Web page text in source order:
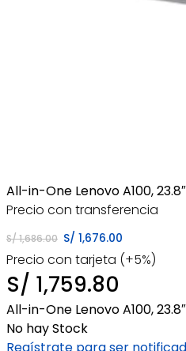
All-in-One Lenovo A100,
Precio con transferencia
S/1,686.00 El
precio
original
era:
S/ 1,676.00
precio
Precio con tarjeta (+5%)
S/ 1,759.80
All-in-One Lenovo A100,
No hay Stock